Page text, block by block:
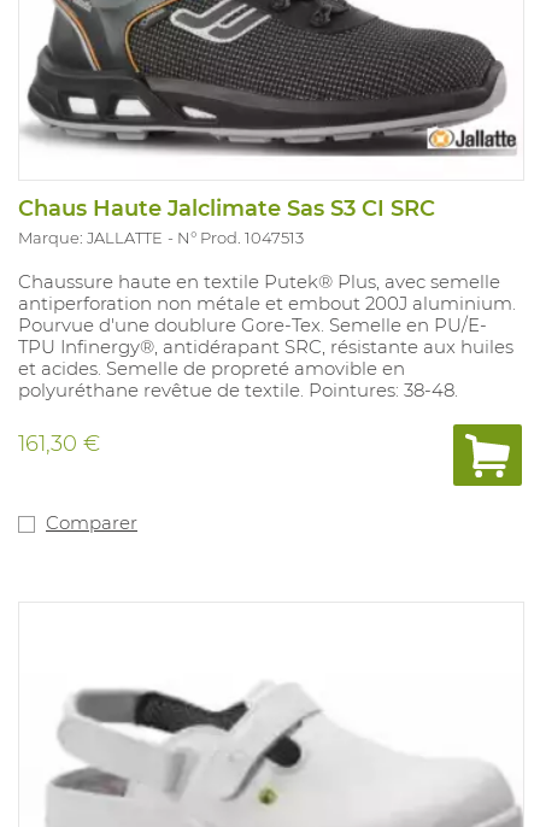
Chaus Haute Jalclimate Sas S3 CI SRC
Marque: JALLATTE N° Prod. 1047513
Chaussure haute en textile Putek® Plus, avec semelle
antiperforation non métale et embout 200J aluminium.
Pourvue d'une doublure Gore-Tex. Semelle en PU/E-
TPU Infinergy®, antidérapant SRC, résistante aux huiles
et acides. Semelle de propreté amovible en
polyuréthane revêtue de textile. Pointures: 38-48.
161,30 €
Comparer